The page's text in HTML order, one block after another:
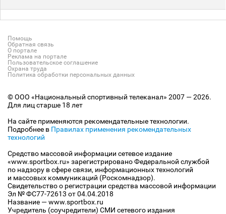
Помощь
Обратная связь
О портале
Реклама на портале
Пользовательское соглашение
Охрана труда
Политика обработки персональных данных
© ООО «Национальный спортивный телеканал» 2007 — 2026.
Для лиц старше 18 лет
На сайте применяются рекомендательные технологии.
Подробнее в Правилах применения рекомендательных
технологий
Средство массовой информации сетевое издание
«www.sportbox.ru» зарегистрировано Федеральной службой
по надзору в сфере связи, информационных технологий
и массовых коммуникаций (Роскомнадзор).
Свидетельство о регистрации средства массовой информации
Эл № ФС77-72613 от 04.04.2018
Название — www.sportbox.ru
Учредитель (соучредители) СМИ сетевого издания